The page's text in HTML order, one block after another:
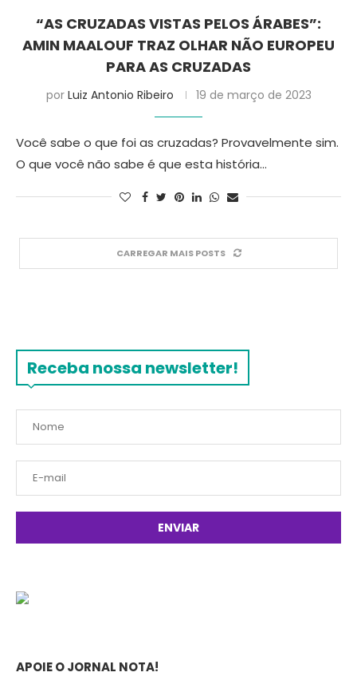
“AS CRUZADAS VISTAS PELOS ÁRABES”:
AMIN MAALOUF TRAZ OLHAR NÃO EUROPEU
PARA AS CRUZADAS
por Luiz Antonio Ribeiro 19 de março de 2023
Você sabe o que foi as cruzadas? Provavelmente sim.
O que você não sabe é que esta história…
CARREGAR MAIS POSTS
Receba nossa newsletter!
APOIE O JORNAL NOTA!